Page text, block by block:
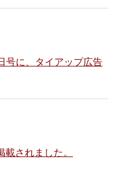
号に、タイアップ広告
されました。